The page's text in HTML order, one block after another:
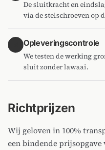
De sluitkracht en
via de stelschroeven op
Opleveringscontrole
We testen de werking
sluit zonder lawaai.
Richtprijzen
Wij geloven in 100%
een bindende prijsopgave